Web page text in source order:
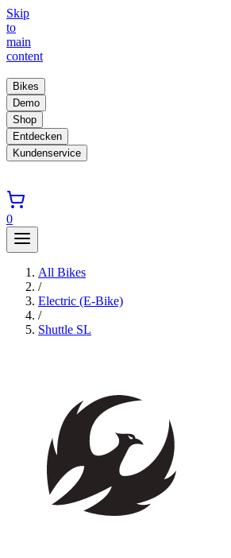
Skip
to
main
content
Bikes
Demo
Shop
Entdecken
Kundenservice
0
All Bikes
/
Electric (E-Bike)
/
Shuttle SL